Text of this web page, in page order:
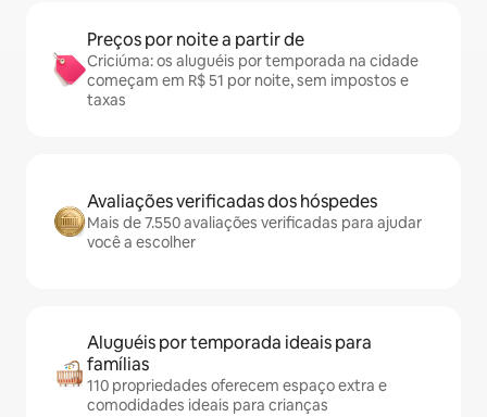
Preços por noite a partir de
Criciúma: os aluguéis por temporada na cidade
começam em R$ 51 por noite, sem impostos e
taxas
Avaliações verificadas dos hóspedes
Mais de 7.550 avaliações verificadas para ajudar
você a escolher
Aluguéis por temporada ideais para
famílias
110 propriedades oferecem espaço extra e
comodidades ideais para crianças